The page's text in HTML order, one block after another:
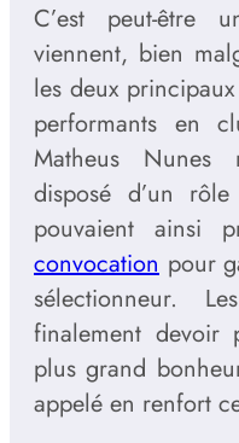
C’est peut-être
viennent, bien
les deux
performants en
Matheus Nunes
disposé d’un
pouvaient ainsi
convocation pour
sélectionneur.
finalement
plus grand
appelé en renfort